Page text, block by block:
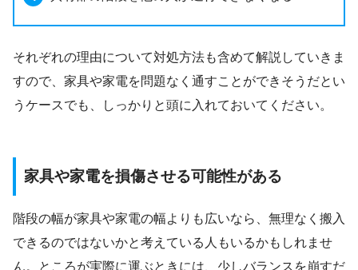
それぞれの理由について対処方法も含めて解説していきま
すので、家具や家電を問題なく通すことができそうだとい
うケースでも、しっかりと頭に入れておいてください。
家具や家電を損傷させる可能性がある
階段の幅が家具や家電の幅よりも広いなら、無理なく搬入
できるのではないかと考えている人もいるかもしれませ
ん。ところが実際に運ぶときには、少しバランスを崩すだ